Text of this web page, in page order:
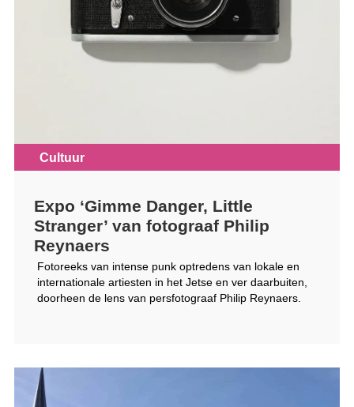
Cultuur
Expo ‘Gimme Danger, Little
Stranger’ van fotograaf Philip
Reynaers
Fotoreeks van intense punk optredens van lokale en
internationale artiesten in het Jetse en ver daarbuiten,
doorheen de lens van persfotograaf Philip Rey­naers.